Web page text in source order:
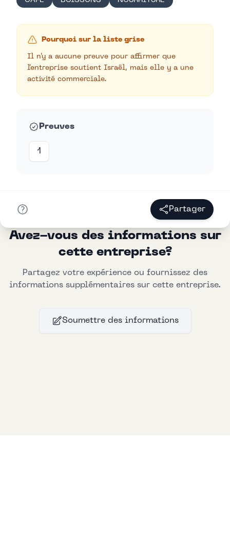
Pourquoi sur la liste grise
Il n'y a aucune preuve pour affirmer que
l'entreprise soutient Israël, mais elle y a une
activité commerciale.
Preuves
1
Partager
Avez-vous des informations sur
cette entreprise?
Partagez votre expérience ou fournissez des
informations supplémentaires sur cette entreprise.
Soumettre des informations